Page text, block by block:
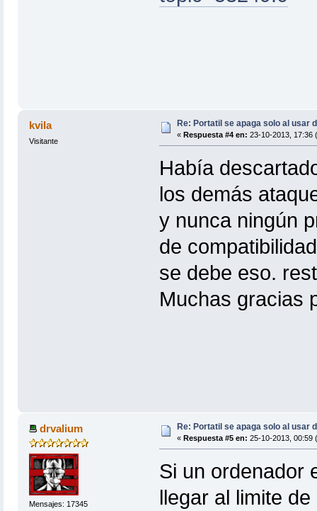
kvila
Visitante
Re: Portatil se apaga solo al usar
« Respuesta #4 en: 23-10-2013, 17:36
Había
los demás
y nunca ningún
de
se debe eso.
Muchas gracias
drvalium
Mensajes: 17345
Re: Portatil se apaga solo al usar
« Respuesta #5 en: 25-10-2013, 00:59
Si un ordenador
llegar al limite